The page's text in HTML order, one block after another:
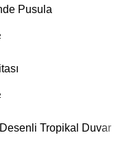
Pusula
Tropikal Duvar